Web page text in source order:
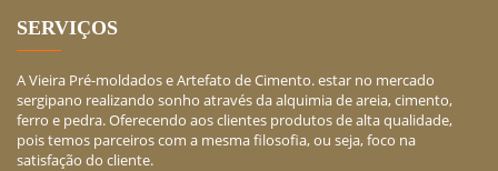
SERVIÇOS
A Vieira Pré-moldados e Artefato de Cimento. estar no mercado
sergipano realizando sonho através da alquimia de areia, cimento,
ferro e pedra. Oferecendo aos clientes produtos de alta qualidade,
pois temos parceiros com a mesma filosofia, ou seja, foco na
satisfação do cliente.